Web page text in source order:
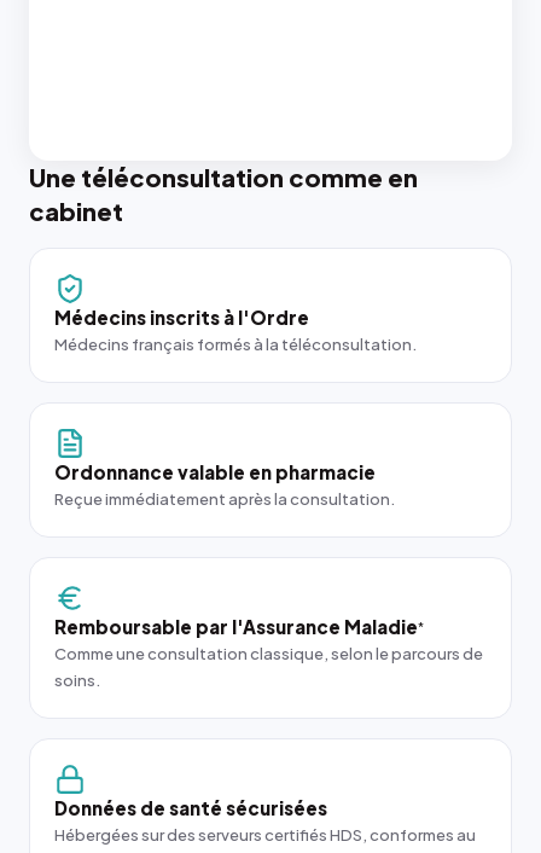
Une téléconsultation comme en
cabinet
Médecins inscrits à l'Ordre
Médecins français formés à la téléconsultation.
Ordonnance valable en pharmacie
Reçue immédiatement après la consultation.
Remboursable par l'Assurance Maladie*
Comme une consultation classique, selon le parcours de
soins.
Données de santé sécurisées
Hébergées sur des serveurs certifiés HDS, conformes au